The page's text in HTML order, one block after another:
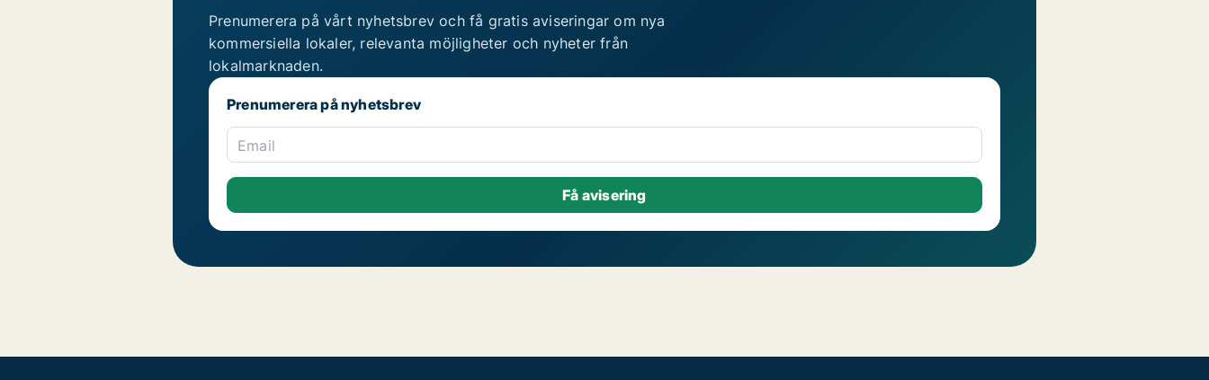
Prenumerera på vårt nyhetsbrev och få gratis aviseringar om nya
kommersiella lokaler, relevanta möjligheter och nyheter från
lokalmarknaden.
Prenumerera på nyhetsbrev
Email